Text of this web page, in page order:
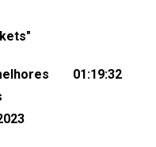
de
01:19:32